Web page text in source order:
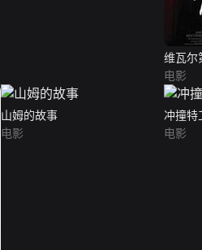
维瓦尔
电影
山姆的故事
电影
冲撞特
电影